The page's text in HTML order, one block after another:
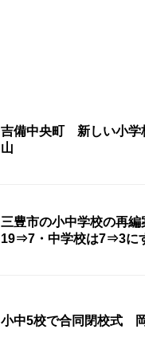
吉備中央町 新しい小
山
三豊市の小中学校の再
19⇒7・中学校は7⇒3に
小中5校で合同閉校式